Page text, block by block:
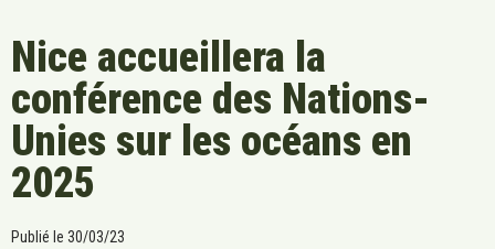
Nice accueillera la
conférence des Nations-
Unies sur les océans en
2025
Publié le 30/03/23